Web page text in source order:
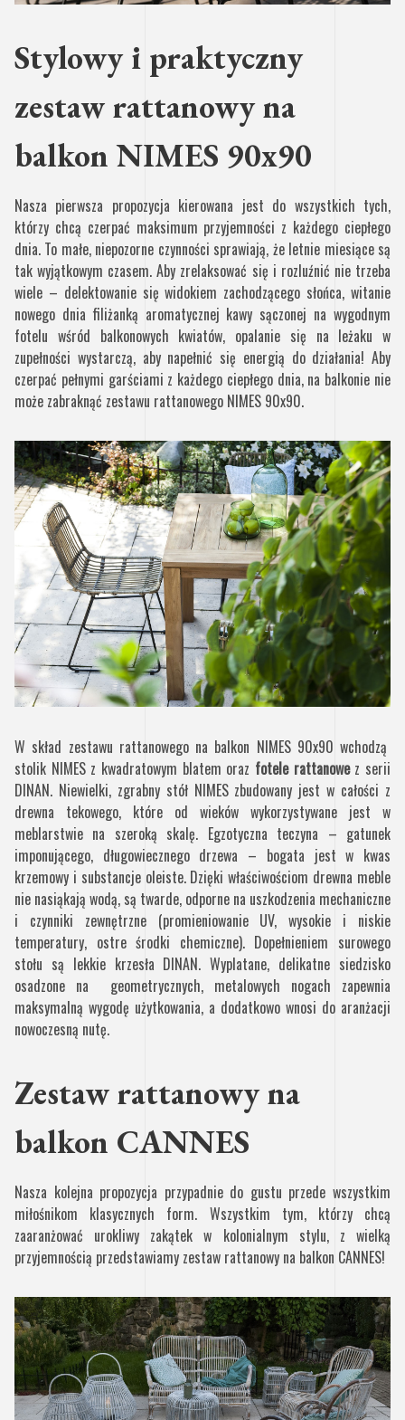
Stylowy i praktyczny
zestaw rattanowy na
balkon NIMES 90x90
Nasza pierwsza propozycja kierowana jest do wszystkich tych,
którzy chcą czerpać maksimum przyjemności z każdego ciepłego
dnia. To małe, niepozorne czynności sprawiają, że letnie miesiące są
tak wyjątkowym czasem. Aby zrelaksować się i rozluźnić nie trzeba
wiele – delektowanie się widokiem zachodzącego słońca, witanie
nowego dnia filiżanką aromatycznej kawy sączonej na wygodnym
fotelu wśród balkonowych kwiatów, opalanie się na leżaku w
zupełności wystarczą, aby napełnić się energią do działania! Aby
czerpać pełnymi garściami z każdego ciepłego dnia, na balkonie nie
może zabraknąć zestawu rattanowego NIMES 90x90.
W skład zestawu rattanowego na balkon NIMES 90x90 wchodzą
stolik NIMES z kwadratowym blatem oraz fotele rattanowez serii
DINAN. Niewielki, zgrabny stół NIMES zbudowany jest w całości z
drewna tekowego, które od wieków wykorzystywane jest w
meblarstwie na szeroką skalę. Egzotyczna teczyna – gatunek
imponującego, długowiecznego drzewa – bogata jest w kwas
krzemowy i substancje oleiste. Dzięki właściwościom drewna meble
nie nasiąkają wodą, są twarde, odporne na uszkodzenia mechaniczne
i czynniki zewnętrzne (promieniowanie UV, wysokie i niskie
temperatury, ostre środki chemiczne). Dopełnieniem surowego
stołu są lekkie krzesła DINAN. Wyplatane, delikatne siedzisko
osadzone na geometrycznych, metalowych nogach zapewnia
maksymalną wygodę użytkowania, a dodatkowo wnosi do aranżacji
nowoczesną nutę.
Zestaw rattanowy na
balkon CANNES
Nasza kolejna propozycja przypadnie do gustu przede wszystkim
miłośnikom klasycznych form. Wszystkim tym, którzy chcą
zaaranżować urokliwy zakątek w kolonialnym stylu, z wielką
przyjemnością przedstawiamy zestaw rattanowy na balkon CANNES!